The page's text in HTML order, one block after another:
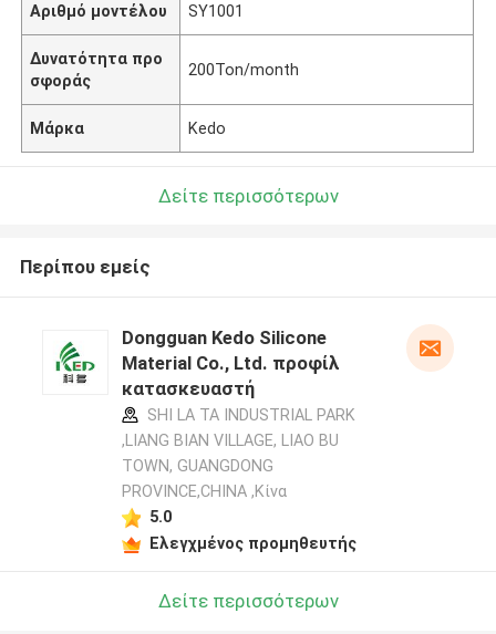
Αριθμό μοντέλου SY1001
Δυνατότητα προ
σφοράς
200Ton/month
Μάρκα Kedo
Δείτε περισσότερων
Περίπου εμείς
Dongguan Kedo Silicone
Material Co., Ltd. προφίλ
κατασκευαστή
SHI LA TA INDUSTRIAL PARK
,LIANG BIAN VILLAGE, LIAO BU
TOWN, GUANGDONG
PROVINCE,CHINA ,Κίνα
5.0
Ελεγχμένος προμηθευτής
Δείτε περισσότερων